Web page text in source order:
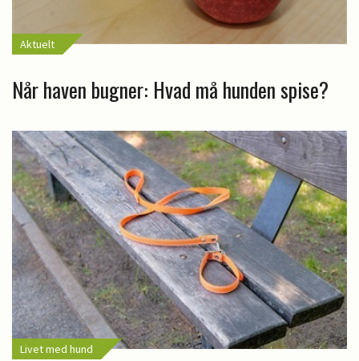
Aktuelt
Når haven bugner: Hvad må hunden spise?
Livet med hund